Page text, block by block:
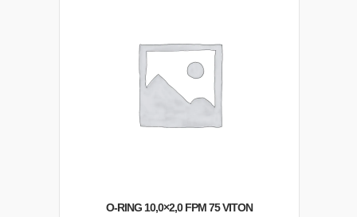
O-RING 10,0×2,0 FPM 75 VITON